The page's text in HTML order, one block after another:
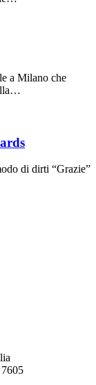
a Milano che
di dirti “Grazie”